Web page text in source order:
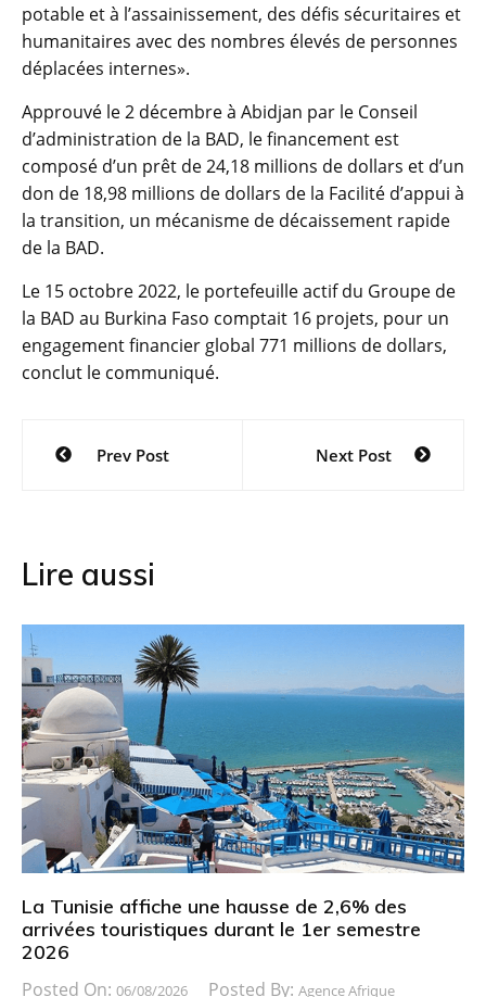
potable et à l’assainissement, des défis sécuritaires et
humanitaires avec des nombres élevés de personnes
déplacées internes».
Approuvé le 2 décembre à Abidjan par le Conseil
d’administration de la BAD, le financement est
composé d’un prêt de 24,18 millions de dollars et d’un
don de 18,98 millions de dollars de la Facilité d’appui à
la transition, un mécanisme de décaissement rapide
de la BAD.
Le 15 octobre 2022, le portefeuille actif du Groupe de
la BAD au Burkina Faso comptait 16 projets, pour un
engagement financier global 771 millions de dollars,
conclut le communiqué.
Navigation
Prev Post Next Post
Lire aussi
La Tunisie affiche une hausse de 2,6% des
arrivées touristiques durant le 1er semestre
2026
Posted On: 06/08/2026 Posted By: Agence Afrique